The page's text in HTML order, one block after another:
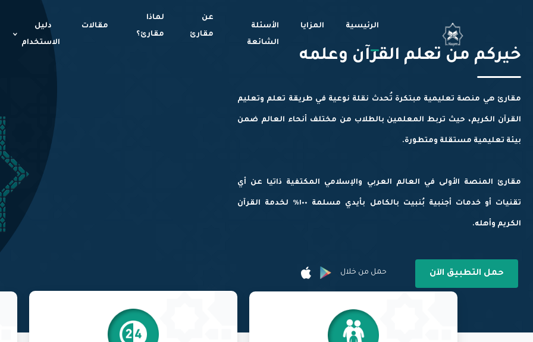
الرئيسية المزايا
اﻷسئلة
الشائعة
عن
مقارئ
لماذا
مقارئ؟
مقالات
دليل
الاستخدام
خيركم من تعلم القرآن وعلمه
مقارئ هي منصة تعليمية مبتكرة تُحدث نقلة نوعية في طريقة تعلم وتعليم
القرآن الكريم، حيث تربط المعلمين بالطلاب من مختلف أنحاء العالم ضمن
بيئة تعليمية مستقلة ومتطورة.
مقارئ المنصة الأولى في العالم العربي والإسلامي المكتفية ذاتيا عن أي
تقنيات أو خدمات أجنبية بُنبيت بالكامل بأيدي مسلمة ١٠٠٪ لخدمة القرآن
الكريم وأهله.
حمل التطبيق اﻵن حمل من خلال